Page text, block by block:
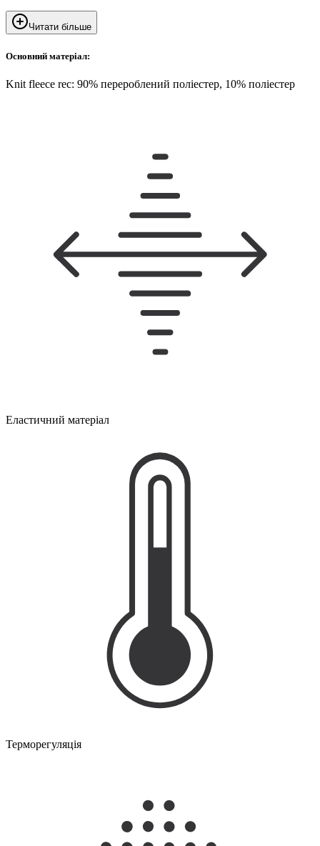
Читати більше
Основний матеріал:
Knit fleece rec: 90% перероблений поліестер, 10% поліестер
Еластичний матеріал
Терморегуляція